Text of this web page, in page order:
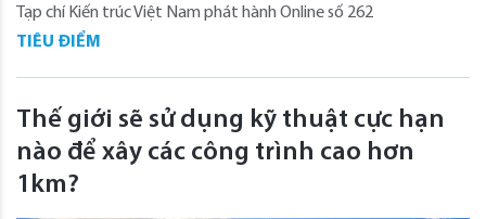
Tạp chí Kiến trúc Việt Nam phát hành Online số 262
TIÊU ĐIỂM
Thế giới sẽ sử dụng kỹ thuật cực hạn
nào để xây các công trình cao hơn
1km?